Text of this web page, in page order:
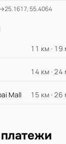
25.1617, 55.4064
11 км ·
14 км ·
Mall 15 км ·